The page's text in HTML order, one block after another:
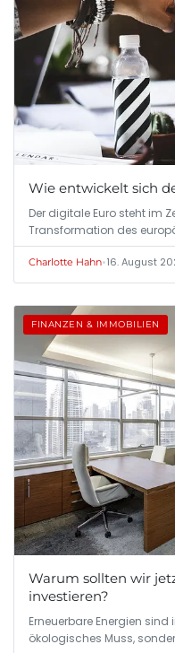
Wie entwickelt sich
Der digitale Euro steht im
Transformation des
Charlotte Hahn•16. August
FINANZEN & IMMOBILIEN
Warum sollten wir
investieren?
Erneuerbare Energien
ökologisches Muss,